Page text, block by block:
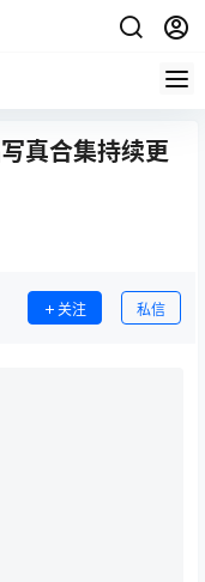
真合集持续更
关注 私信